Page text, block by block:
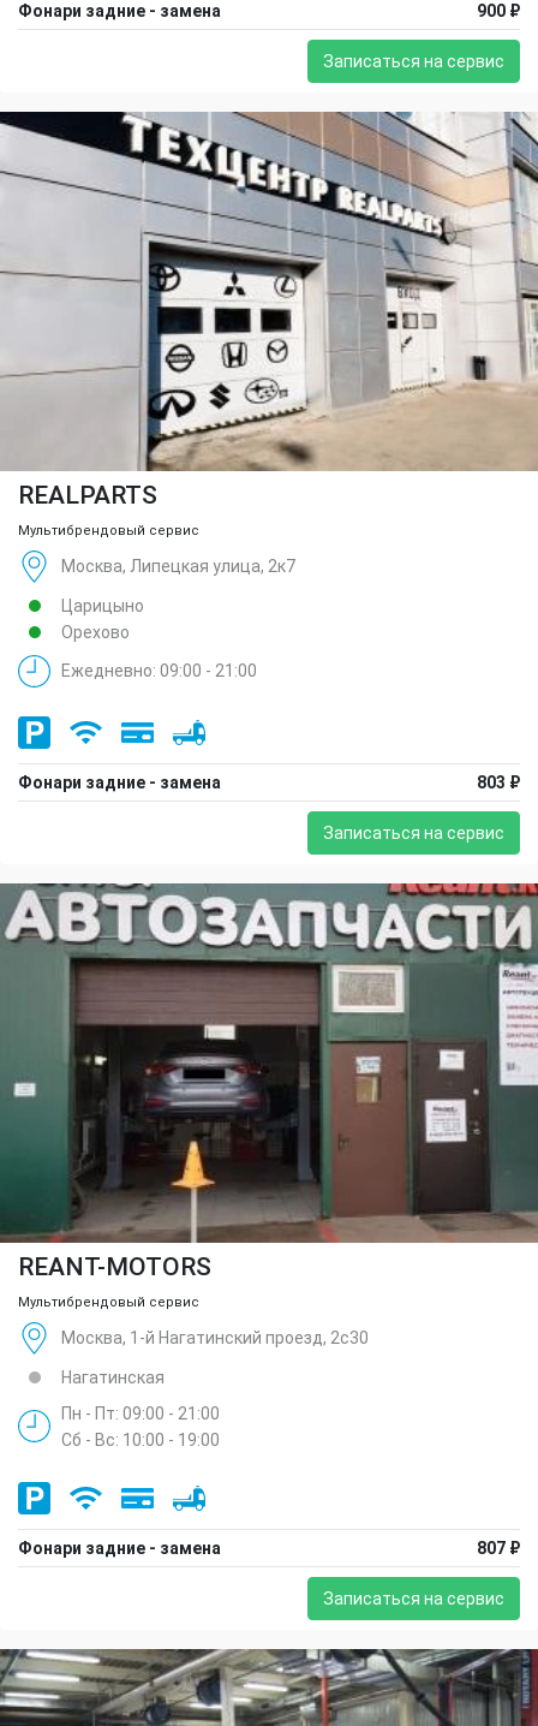
Фонари задние - замена 900 ₽
Записаться на сервис
REALPARTS
Мультибрендовый сервис
Москва, Липецкая улица, 2к7
Царицыно
Орехово
Ежедневно: 09:00 - 21:00
Фонари задние - замена 803 ₽
Записаться на сервис
REANT-MOTORS
Мультибрендовый сервис
Москва, 1-й Нагатинский проезд, 2с30
Нагатинская
Пн - Пт: 09:00 - 21:00
Сб - Вс: 10:00 - 19:00
Фонари задние - замена 807 ₽
Записаться на сервис